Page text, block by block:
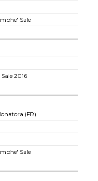
Sale
2016
(FR)
Sale